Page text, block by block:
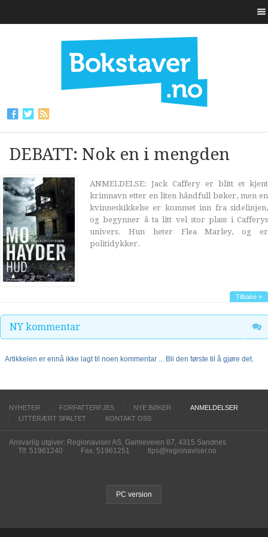
DEBATT: Nok en i mengden
ANMELDELSE: Jack Caffery er blitt et kjent
krimnavn etter en liten håndfull bøker, men en
kvinneskikkelse er kommet inn fra sidelinjen,
og begynner å ta litt vel stor plass i Cafferys
univers. Hun heter Flea Marley, og er
politidykker.
Tilbake »
NY kommentar
Artikkelen er ennå ikke lagt til noen kommentar ... Bli den første til å gjøre det.
NYHETER FORFATTERFJES NYE BØKER
ANMELDELSER
LITTERÆRT SPALTET
KONTAKT OSS
Ansvarlig utgiver: Regionaviser AS, Gamleveien 87, 4315 Sandnes
Tlf. 51961240
Fax. 51961251 tips@regionaviser.no
PC version